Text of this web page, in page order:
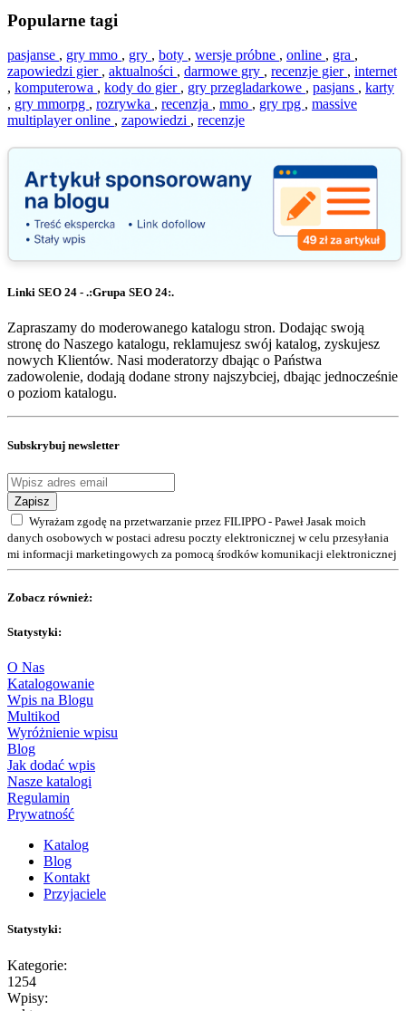
Popularne tagi
pasjanse , gry mmo , gry , boty , wersje próbne , online , gra ,
zapowiedzi gier , aktualności , darmowe gry , recenzje gier , internet
, komputerowa , kody do gier , gry przegladarkowe , pasjans , karty
, gry mmorpg , rozrywka , recenzja , mmo , gry rpg , massive
multiplayer online , zapowiedzi , recenzje
Linki SEO 24 - .:Grupa SEO 24:.
Zapraszamy do moderowanego katalogu stron. Dodając swoją
stronę do Naszego katalogu, reklamujesz swój katalog, zyskujesz
nowych Klientów. Nasi moderatorzy dbając o Państwa
zadowolenie, dodają dodane strony najszybciej, dbając jednocześnie
o poziom katalogu.
Subskrybuj newsletter
Zapisz
Wyrażam zgodę na przetwarzanie przez FILIPPO - Paweł Jasak moich
danych osobowych w postaci adresu poczty elektronicznej w celu przesyłania
mi informacji marketingowych za pomocą środków komunikacji elektronicznej
Zobacz również:
Statystyki:
O Nas
Katalogowanie
Wpis na Blogu
Multikod
Wyróżnienie wpisu
Blog
Jak dodać wpis
Nasze katalogi
Regulamin
Prywatność
Katalog
Blog
Kontakt
Przyjaciele
Statystyki:
Kategorie:
1254
Wpisy: